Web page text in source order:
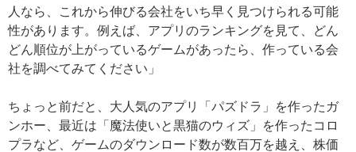
人なら、これから伸びる会社をいち早く見つけられる可能
性があります。例えば、アプリのランキングを見て、どん
どん順位が上がっているゲームがあったら、作っている会
社を調べてみてください」
ちょっと前だと、大人気のアプリ「パズドラ」を作ったガ
ンホー、最近は「魔法使いと黒猫のウィズ」を作ったコロ
プラなど、ゲームのダウンロード数が数百万を越え、株価